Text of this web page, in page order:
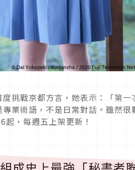
挑戰京都方言，她表示：「第
業術語，不是日常對話。雖然
起，每週五上架更新！